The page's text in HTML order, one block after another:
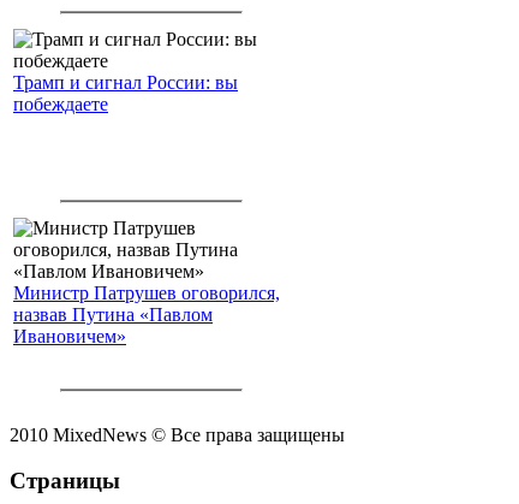
Трамп и сигнал России: вы
побеждаете
Министр Патрушев оговорился,
назвав Путина «Павлом
Ивановичем»
2010 MixedNews © Все права защищены
Страницы